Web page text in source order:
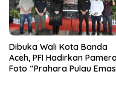
Dibuka Wali Kota Banda
Aceh, PFI Hadirkan
Foto “Prahara Pulau